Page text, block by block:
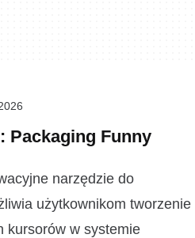
Packaging Funny
narzędzie do
użytkownikom tworzenie
kursorów w systemie